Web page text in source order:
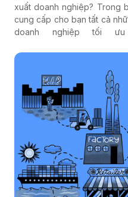
xuất doanh nghiệp? Trong
cung cấp cho bạn tất cả
doanh nghiệp tối